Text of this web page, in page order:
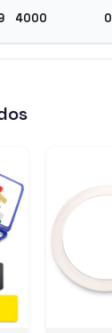
4000 0